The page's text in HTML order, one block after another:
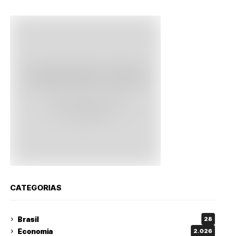
CATEGORIAS
Brasil 28
Economia 2.026